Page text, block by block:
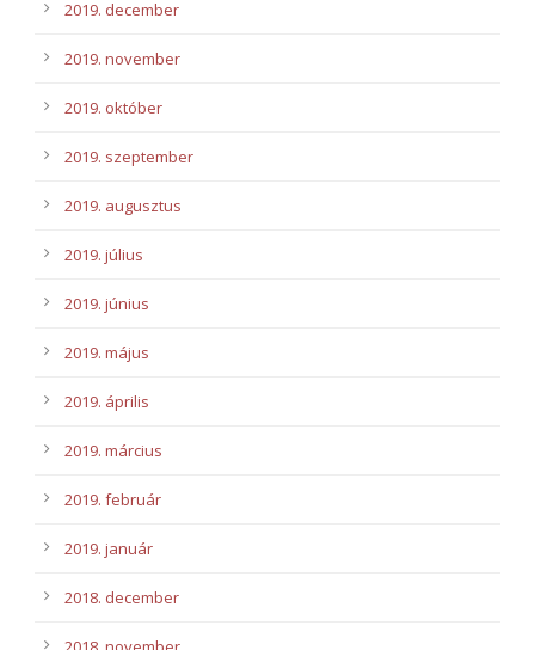
2019. december
2019. november
2019. október
2019. szeptember
2019. augusztus
2019. július
2019. június
2019. május
2019. április
2019. március
2019. február
2019. január
2018. december